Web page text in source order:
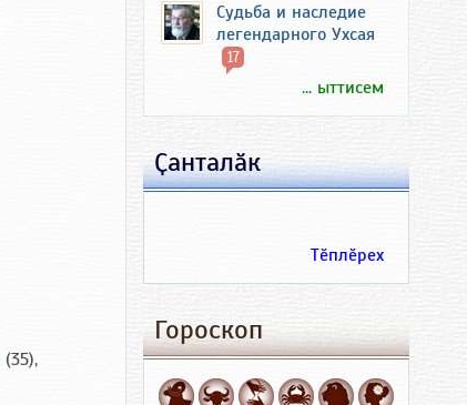
(35),
Судьба и наследие
легендарного Ухсая
17
... ыттисем
Ҫанталӑк
Тӗплӗрех
Гороскоп